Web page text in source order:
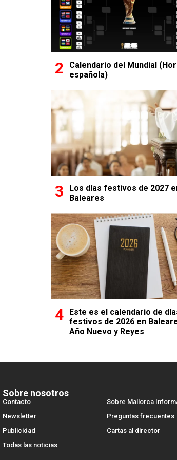
Calendario del Mundial
española)
Los días festivos de 2027
Baleares
Este es el calendario de
festivos de 2026 en
Año Nuevo y Reyes
Sobre nosotros
Contacto
Sobre Mallorca
Newsletter
Preguntas frecuentes
Publicidad
Cartas al director
Todas las noticias